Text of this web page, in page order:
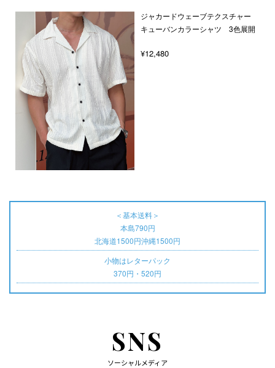
ジャカードウェーブテクスチャー
キューバンカラーシャツ 3色展開
¥12,480
＜基本送料＞
本島790円
北海道1500円沖縄1500円
小物はレターパック
370円・520円
SNS
ソーシャルメディア